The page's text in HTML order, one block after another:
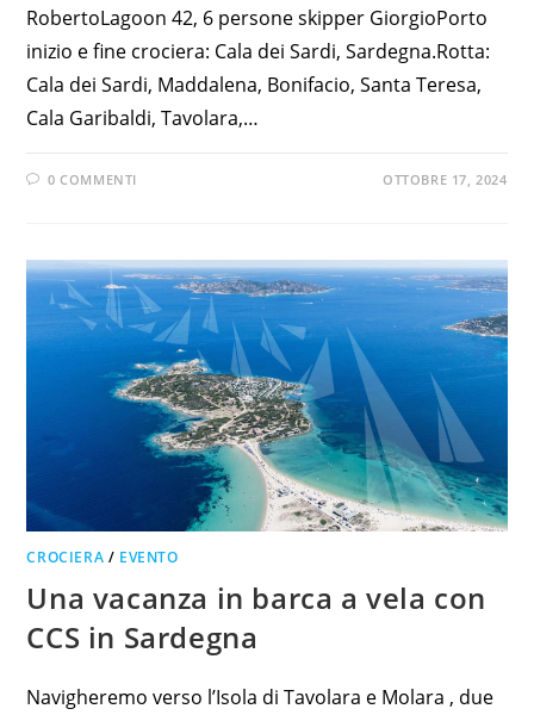
RobertoLagoon 42, 6 persone skipper GiorgioPorto
inizio e fine crociera: Cala dei Sardi, Sardegna.Rotta:
Cala dei Sardi, Maddalena, Bonifacio, Santa Teresa,
Cala Garibaldi, Tavolara,…
0 COMMENTI OTTOBRE 17, 2024
CROCIERA / EVENTO
Una vacanza in barca a vela con
CCS in Sardegna
Navigheremo verso l’Isola di Tavolara e Molara , due